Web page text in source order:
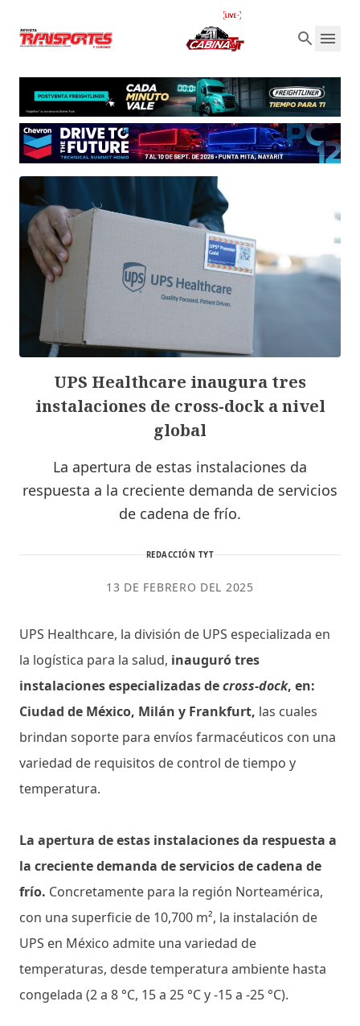
UPS Healthcare inaugura tres
instalaciones de cross-dock a nivel
global
La apertura de estas instalaciones da
respuesta a la creciente demanda de servicios
de cadena de frío.
REDACCIÓN TYT
13 DE FEBRERO DEL 2025
UPS Healthcare, la división de UPS especializada en
la logística para la salud, inauguró tres
instalaciones especializadas decross-dock, en:
Ciudad de México, Milán y Frankfurt, las cuales
brindan soporte para envíos farmacéuticos con una
variedad de requisitos de control de tiempo y
temperatura.
La apertura de estas instalaciones da respuesta a
la creciente demanda de servicios de cadena de
frío. Concretamente para la región Norteamérica,
con una superficie de 10,700 m², la instalación de
UPS en México admite una variedad de
temperaturas, desde temperatura ambiente hasta
congelada (2 a 8 °C, 15 a 25 °C y -15 a -25 °C).